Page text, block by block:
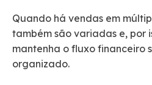
Quando há vendas em
também são variadas e, por
mantenha o fluxo financeiro
organizado.